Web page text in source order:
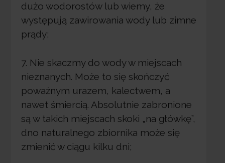
dużo wodorostów lub wiemy, że
występują zawirowania wody lub zimne
prądy;
7. Nie skaczmy do wody w miejscach
nieznanych. Może to się skończyć
poważnym urazem, kalectwem, a
nawet śmiercią. Absolutnie zabronione
są w takich miejscach skoki „na główkę”,
dno naturalnego zbiornika może się
zmienić w ciągu kilku dni;